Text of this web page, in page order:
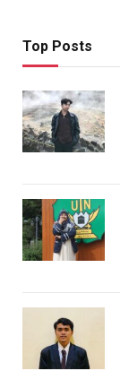
Top Posts